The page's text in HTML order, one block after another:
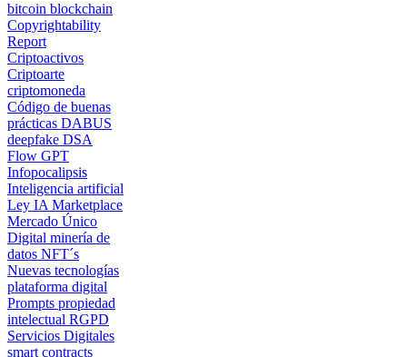
bitcoin blockchain
Copyrightability
Report
Criptoactivos
Criptoarte
criptomoneda
Código de buenas
prácticas DABUS
deepfake DSA
Flow GPT
Infopocalipsis
Inteligencia artificial
Ley IA Marketplace
Mercado Único
Digital minería de
datos NFT´s
Nuevas tecnologías
plataforma digital
Prompts propiedad
intelectual RGPD
Servicios Digitales
smart contracts